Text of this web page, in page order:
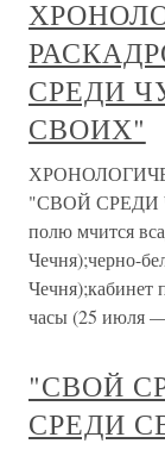
СРЕДИ
СВОИХ"
"СВОЙ
полю мчится
Чечня);черно-
Чечня);кабинет
часы (25 июля
"СВОЙ
СРЕДИ